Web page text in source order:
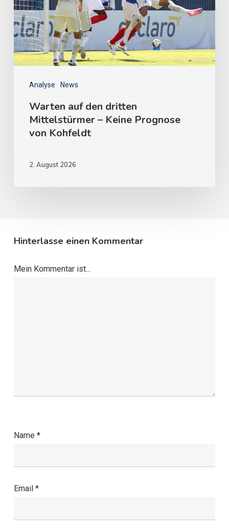
Analyse News
Warten auf den dritten
Mittelstürmer – Keine Prognose
von Kohfeldt
2. August 2026
Hinterlasse einen Kommentar
Mein Kommentar ist...
Name *
Email *